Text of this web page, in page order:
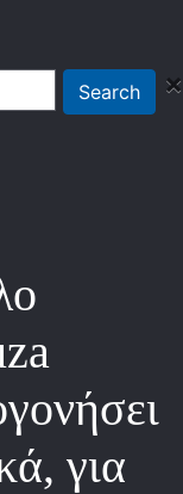
×
Search
για